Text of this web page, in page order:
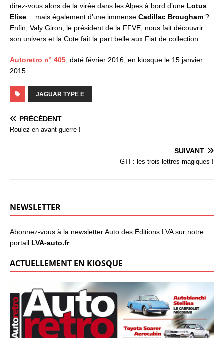
direz-vous alors de la virée dans les Alpes à bord d’une Lotus
Elise … mais également d’une immense Cadillac Brougham ?
Enfin, Valy Giron, le président de la FFVE, nous fait découvrir
son univers et la Cote fait la part belle aux Fiat de collection.
Autoretro n° 405 , daté février 2016, en kiosque le 15 janvier
2015.
JAGUAR TYPE E
PRÉCÉDENT
Roulez en avant-guerre !
SUIVANT
GTI : les trois lettres magiques !
NEWSLETTER
Abonnez-vous à la newsletter Auto des Éditions LVA sur notre
portail LVA-auto.fr
ACTUELLEMENT EN KIOSQUE